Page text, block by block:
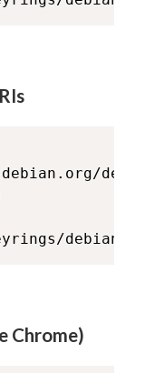
debian-
Chrome)